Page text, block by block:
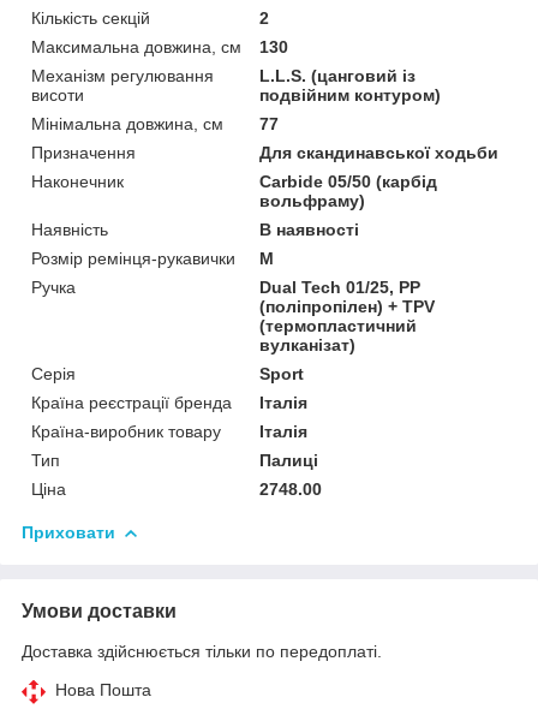
Кількість секцій
2
Максимальна довжина, см
130
Механізм регулювання
висоти
L.L.S. (цанговий із
подвійним контуром)
Мінімальна довжина, см
77
Призначення
Для скандинавської ходьби
Наконечник
Carbide 05/50 (карбід
вольфраму)
Наявність
В наявності
Розмір ремінця-рукавички
M
Ручка
Dual Tech 01/25, PP
(поліпропілен) + TPV
(термопластичний
вулканізат)
Серія
Sport
Країна реєстрації бренда
Італія
Країна-виробник товару
Італія
Тип
Палиці
Ціна
2748.00
Приховати
Умови доставки
Доставка здійснюється тільки по передоплаті.
Нова Пошта